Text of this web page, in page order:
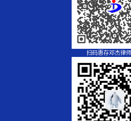
扫码惠存邓杰律